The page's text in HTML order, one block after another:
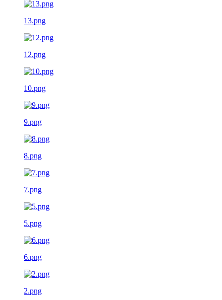
13.png
12.png
10.png
9.png
8.png
7.png
5.png
6.png
2.png